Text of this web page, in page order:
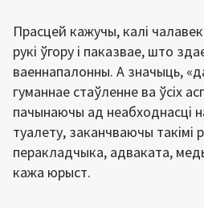
Прасцей кажучы, калі
рукі ўгору і паказвае, што
ваеннапалонны. А значыць,
гуманнае стаўленне ва ўсіх
пачынаючы ад неабходнасці
туалету, заканчваючы такімі
перакладчыка, адваката,
кажа юрыст.